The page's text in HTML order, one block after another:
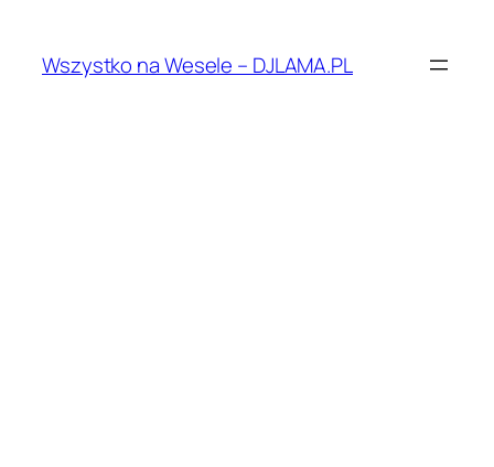
treściWszystko na Wesele – DJLAMA.PL